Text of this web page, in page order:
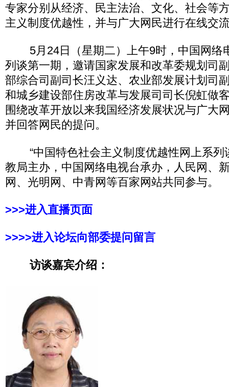
专家分别从经济、民主法治、文化、社会等
主义制度优越性，并与广大网民进行在线交
5月24日（星期二）上午9时，中国网络
列谈第一期，邀请国家发展和改革委规划司
部综合司副司长汪义达、农业部发展计划司
和城乡建设部住房改革与发展司司长倪虹做
围绕改革开放以来我国经济发展状况与广大
并回答网民的提问。
“中国特色社会主义制度优越性网上系列
教局主办，中国网络电视台承办，人民网、
网、光明网、中青网等百家网站共同参与。
>>>进入直播页面
>>>>进入论坛向部委提问留言
访谈嘉宾介绍：